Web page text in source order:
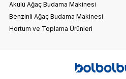
Akülü Ağaç Budama Makinesi
Benzinli Ağaç Budama Makinesi
Hortum ve Toplama Ürünleri